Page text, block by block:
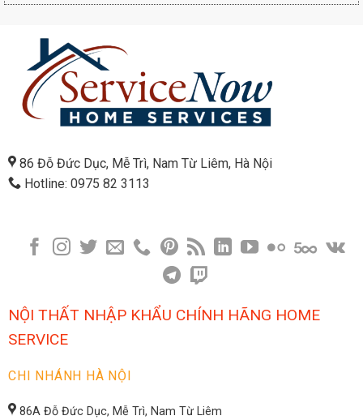
86 Đỗ Đức Dục, Mễ Trì, Nam Từ Liêm, Hà Nội
Hotline: 0975 82 3113
NỘI THẤT NHẬP KHẨU CHÍNH HÃNG HOME
SERVICE
CHI NHÁNH HÀ NỘI
86A Đỗ Đức Dục, Mễ Trì, Nam Từ Liêm